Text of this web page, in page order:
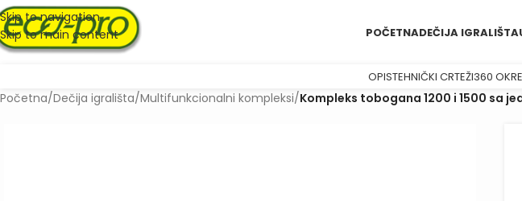
Skip to navigation
Skip to main content
POČETNADEČIJA IGRALIŠTA
OPISTEHNIČKI CRTEŽI360
Početna/Dečija igrališta/Multifunkcionalni kompleksi/Kompleks tobogana 1200 i 1500 sa